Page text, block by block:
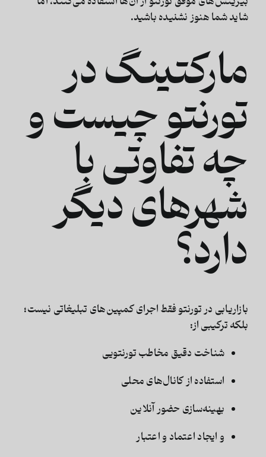
شاید شما هنوز نشنیده باشید.
مارکتینگ در
تورنتو چیست و
چه تفاوتی با
شهرهای دیگر
دارد؟
بازاریابی در تورنتو فقط اجرای کمپین‌های تبلیغاتی نیست؛
بلکه ترکیبی از:
شناخت دقیق مخاطب تورنتویی
استفاده از کانال‌های محلی
بهینه‌سازی حضور آنلاین
و ایجاد اعتماد و اعتبار